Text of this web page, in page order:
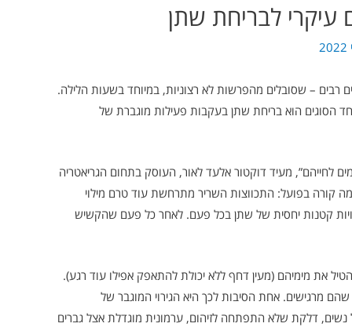
עיקרי לבריחת שתן
– שסובלים מהפרשות לא רצוניות, במיוחד בשעות הלילה.
הסוגים הוא בריחת שתן בעקבות פעילות מוגברת של
לחייהם”, מעיד דוקטור אלעד לאור, העוסק בתחום הגריאטריה
קורה בפועל: התכווצות השריר מתרחשת עוד טרם מילוי
קטנות יחסית של שתן בכל פעם. לאחר כל פעם שהקשיש
את מימיהם (מעין דחף ללא יכולת להתאפק אפילו עוד רגע).
מרגישים. אחת הסיבות לכך היא הגירוי המוגבר של
נשים, דלקת שלא התפתחה לזיהום, ערמונית מוגדלת אצל גברים